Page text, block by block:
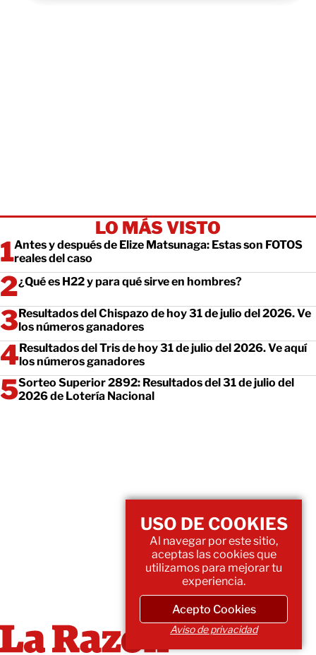
LO MÁS VISTO
Antes y después de Elize Matsunaga: Estas son FOTOS
reales del caso
¿Qué es H22 y para qué sirve en hombres?
Resultados del Chispazo de hoy 31 de julio del 2026. Ve
los números ganadores
Resultados del Tris de hoy 31 de julio del 2026. Ve aquí
los números ganadores
Sorteo Superior 2892: Resultados del 31 de julio del
2026 de Lotería Nacional
USO DE COOKIES
Al navegar por este sitio,
aceptas las cookies que
utilizamos para mejorar tu
experiencia.
Acepto Cookies
Aviso de privacidad